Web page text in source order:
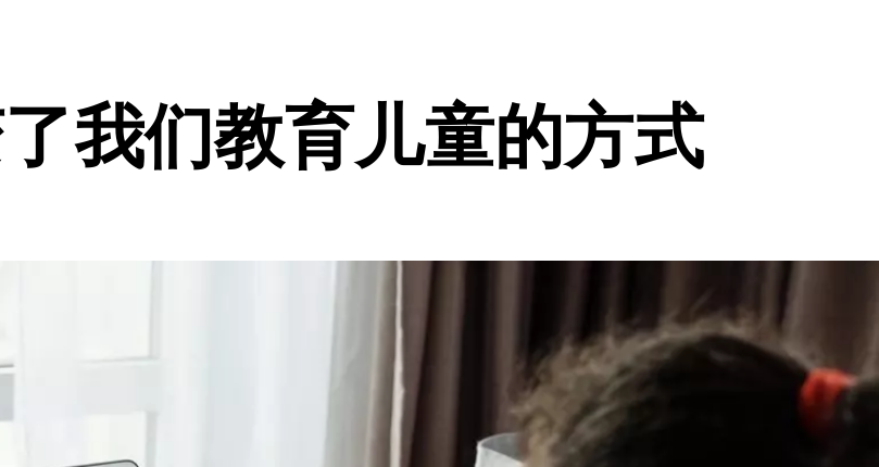
我们教育儿童的方式